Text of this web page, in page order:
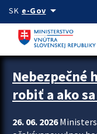
Preskocit na hlavný
SK e-Govarrow_drop_down
Zastavit automatický
Nebezpečné
robiť a ako
26. 06. 2026